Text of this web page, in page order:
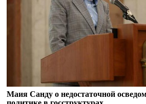
Маия Санду о недостаточной